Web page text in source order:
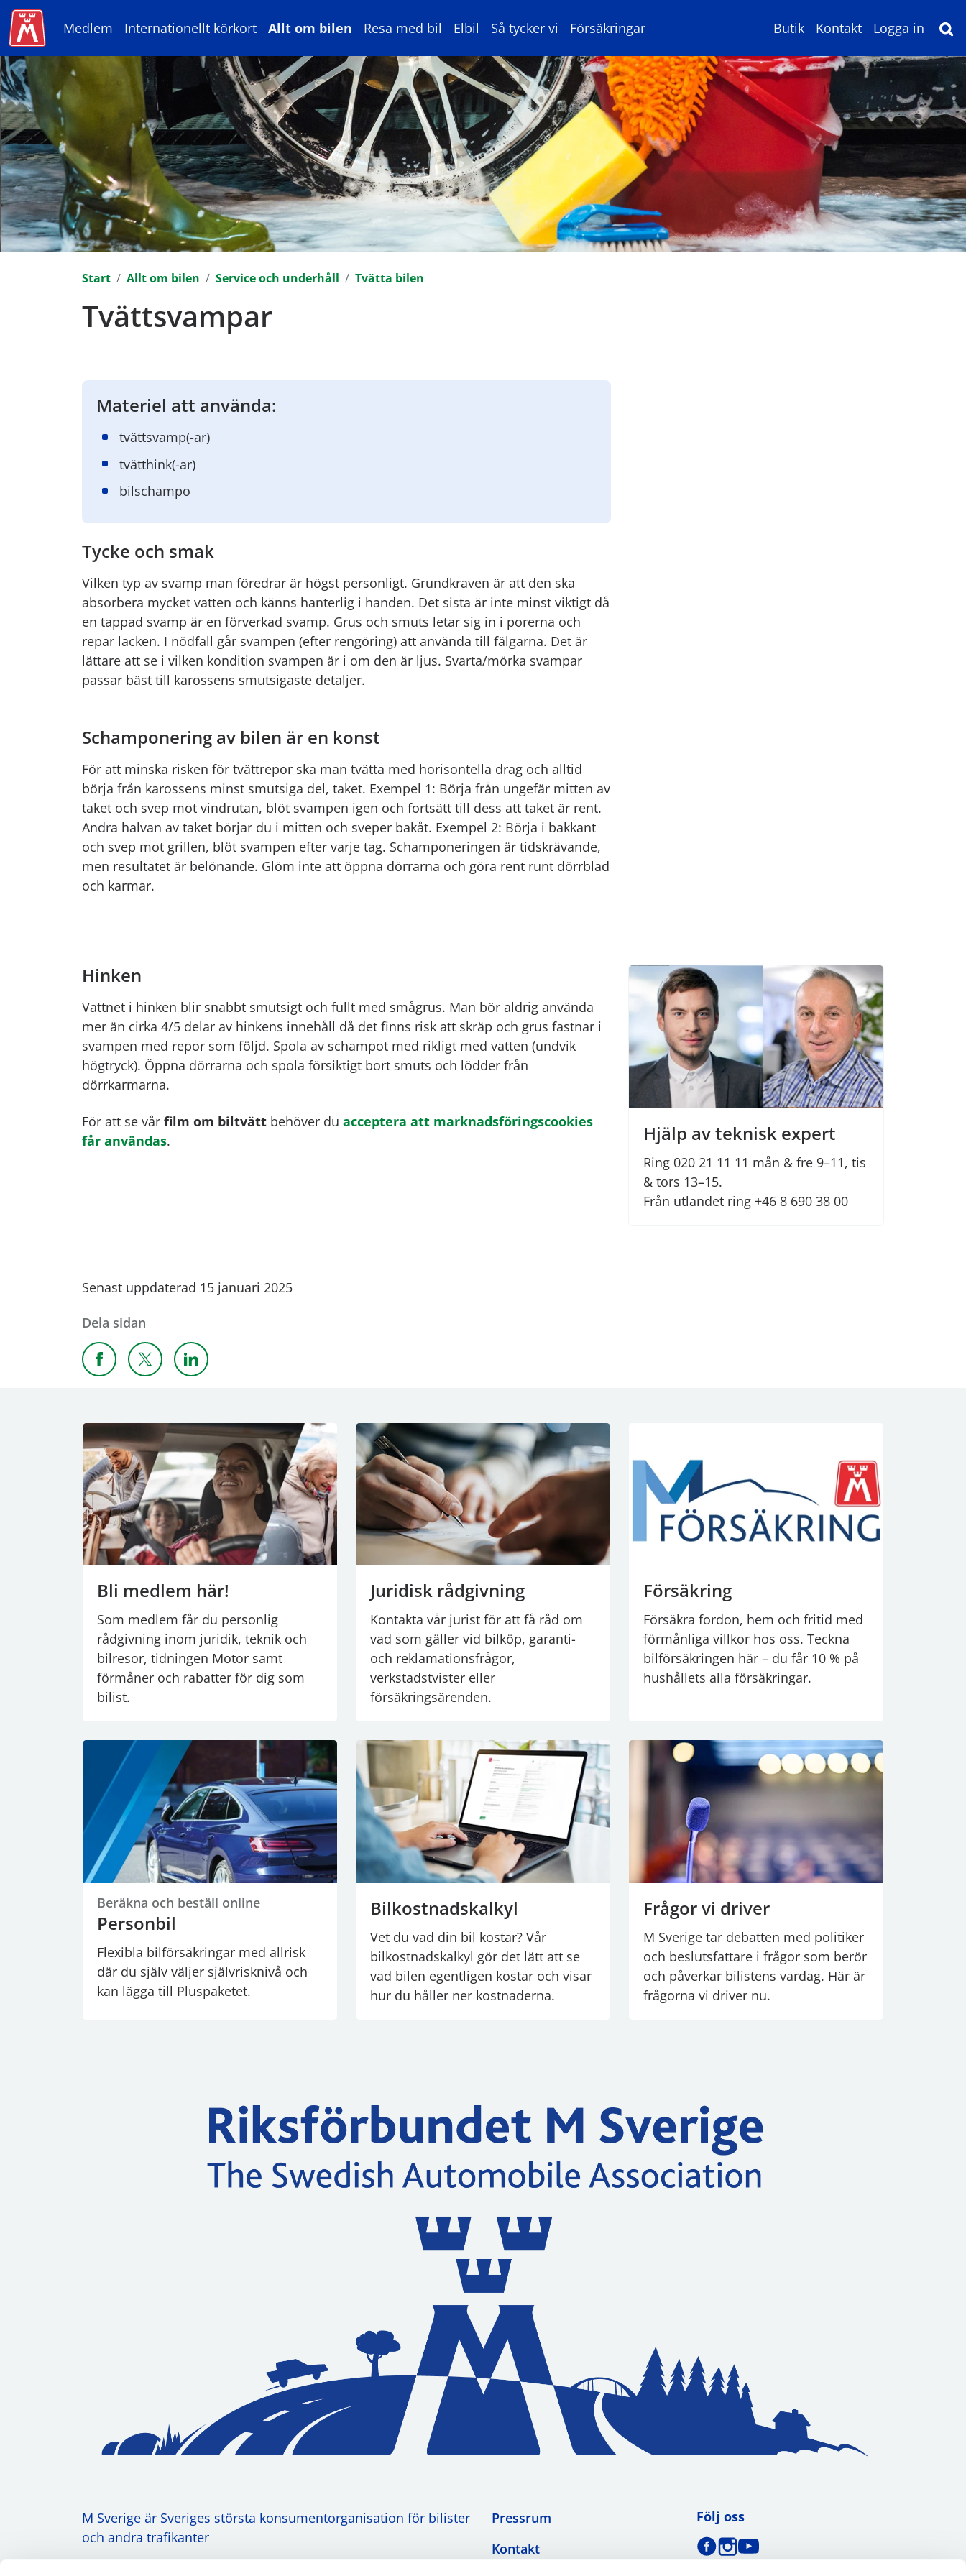
Medlem Internationellt körkort Allt om bilen Resa med bil Elbil Så tycker vi Försäkringar Butik Kontakt Logga in
Start Allt om bilen Service och underhåll Tvätta bilen
Tvättsvampar
Materiel att använda:
tvättsvamp(-ar)
tvätthink(-ar)
bilschampo
Tycke och smak
Vilken typ av svamp man föredrar är högst personligt. Grundkraven är att den ska
absorbera mycket vatten och känns hanterlig i handen. Det sista är inte minst viktigt då
en tappad svamp är en förverkad svamp. Grus och smuts letar sig in i porerna och
repar lacken. I nödfall går svampen (efter rengöring) att använda till fälgarna. Det är
lättare att se i vilken kondition svampen är i om den är ljus. Svarta/mörka svampar
passar bäst till karossens smutsigaste detaljer.
Schamponering av bilen är en konst
För att minska risken för tvättrepor ska man tvätta med horisontella drag och alltid
börja från karossens minst smutsiga del, taket. Exempel 1: Börja från ungefär mitten av
taket och svep mot vindrutan, blöt svampen igen och fortsätt till dess att taket är rent.
Andra halvan av taket börjar du i mitten och sveper bakåt. Exempel 2: Börja i bakkant
och svep mot grillen, blöt svampen efter varje tag. Schamponeringen är tidskrävande,
men resultatet är belönande. Glöm inte att öppna dörrarna och göra rent runt dörrblad
och karmar.
Hinken
Vattnet i hinken blir snabbt smutsigt och fullt med smågrus. Man bör aldrig använda
mer än cirka 4/5 delar av hinkens innehåll då det finns risk att skräp och grus fastnar i
svampen med repor som följd. Spola av schampot med rikligt med vatten (undvik
högtryck). Öppna dörrarna och spola försiktigt bort smuts och lödder från
dörrkarmarna.
För att se vår film om biltvätt behöver du acceptera att marknadsföringscookies
får användas. Hjälp av teknisk expert
Ring 020 21 11 11 mån & fre 9–11, tis
& tors 13–15.
Från utlandet ring +46 8 690 38 00
Senast uppdaterad 15 januari 2025
Dela sidan
Dela sidan på Facebook
Dela sidan på XDela sidan på Linkedin
Bli medlem här!
Som medlem får du personlig
rådgivning inom juridik, teknik och
bilresor, tidningen Motor samt
förmåner och rabatter för dig som
bilist.
Juridisk rådgivning
Kontakta vår jurist för att få råd om
vad som gäller vid bilköp, garanti-
och reklamationsfrågor,
verkstadstvister eller
försäkringsärenden.
Försäkring
Försäkra fordon, hem och fritid med
förmånliga villkor hos oss. Teckna
bilförsäkringen här – du får 10 % på
hushållets alla försäkringar.
Beräkna och beställ online
Personbil
Flexibla bilförsäkringar med allrisk
där du själv väljer självrisknivå och
kan lägga till Pluspaketet.
Bilkostnadskalkyl
Vet du vad din bil kostar? Vår
bilkostnadskalkyl gör det lätt att se
vad bilen egentligen kostar och visar
hur du håller ner kostnaderna.
Frågor vi driver
M Sverige tar debatten med politiker
och beslutsfattare i frågor som berör
och påverkar bilistens vardag. Här är
frågorna vi driver nu.
M Sverige är Sveriges största konsumentorganisation för bilister
och andra trafikanter
Pressrum
Kontakt
Följ oss